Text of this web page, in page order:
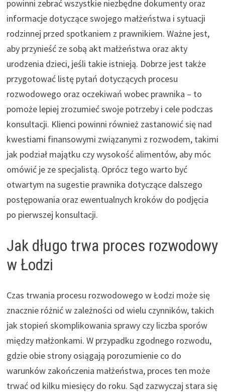
powinni zebrać wszystkie niezbędne dokumenty oraz
informacje dotyczące swojego małżeństwa i sytuacji
rodzinnej przed spotkaniem z prawnikiem. Ważne jest,
aby przynieść ze sobą akt małżeństwa oraz akty
urodzenia dzieci, jeśli takie istnieją. Dobrze jest także
przygotować listę pytań dotyczących procesu
rozwodowego oraz oczekiwań wobec prawnika – to
pomoże lepiej zrozumieć swoje potrzeby i cele podczas
konsultacji. Klienci powinni również zastanowić się nad
kwestiami finansowymi związanymi z rozwodem, takimi
jak podział majątku czy wysokość alimentów, aby móc
omówić je ze specjalistą. Oprócz tego warto być
otwartym na sugestie prawnika dotyczące dalszego
postępowania oraz ewentualnych kroków do podjęcia
po pierwszej konsultacji.
Jak długo trwa proces rozwodowy
w Łodzi
Czas trwania procesu rozwodowego w Łodzi może się
znacznie różnić w zależności od wielu czynników, takich
jak stopień skomplikowania sprawy czy liczba sporów
między małżonkami. W przypadku zgodnego rozwodu,
gdzie obie strony osiągają porozumienie co do
warunków zakończenia małżeństwa, proces ten może
trwać od kilku miesięcy do roku. Sąd zazwyczaj stara się